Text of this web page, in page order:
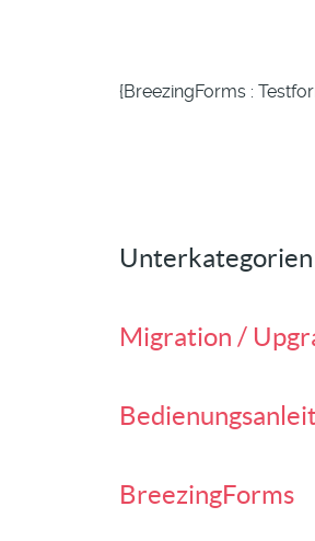
{BreezingForms :
Unterkategorien
Migration /
BreezingForms